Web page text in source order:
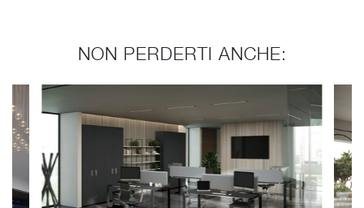
NON PERDERTI ANCHE: